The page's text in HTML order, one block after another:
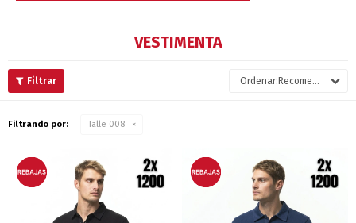
VESTIMENTA
Recomendados
Filtrando por: Talle 008